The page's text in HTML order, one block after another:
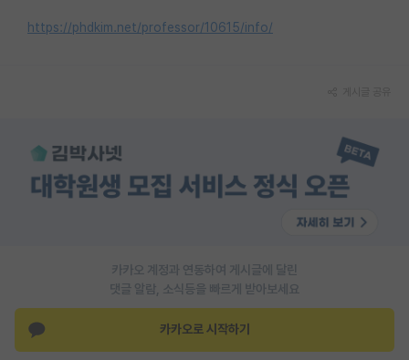
https://phdkim.net/professor/10615/info/
카카오 계정과 연동하여 게시글에 달린
댓글 알람, 소식등을 빠르게 받아보세요
카카오로 시작하기